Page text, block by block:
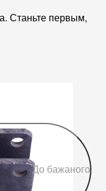
Станьте первым,
До бажаного